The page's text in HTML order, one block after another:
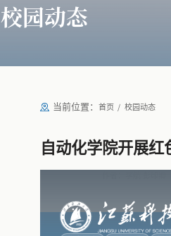
校园动态
当前位置： 首页 校园动态
自动化学院开展